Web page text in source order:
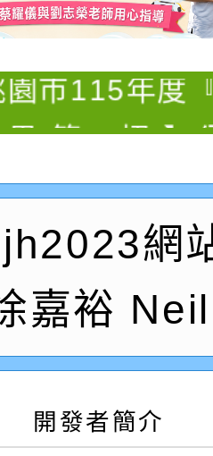
，綠能透明
案
學年度全
要點」及修
市115年度
賽』實施計
果(第11招)】
學期第7次代
招)
果(第3招)】
1學期第9次
)
庭教育中心「
、「暑期親子
淘桃」、「愛
學同樂會」
列講座及成長
影音徵選活動
及活動海報，
參加
度新生訓練注
新生補報到
果(第10招)】
網
嘉裕
開發者簡介